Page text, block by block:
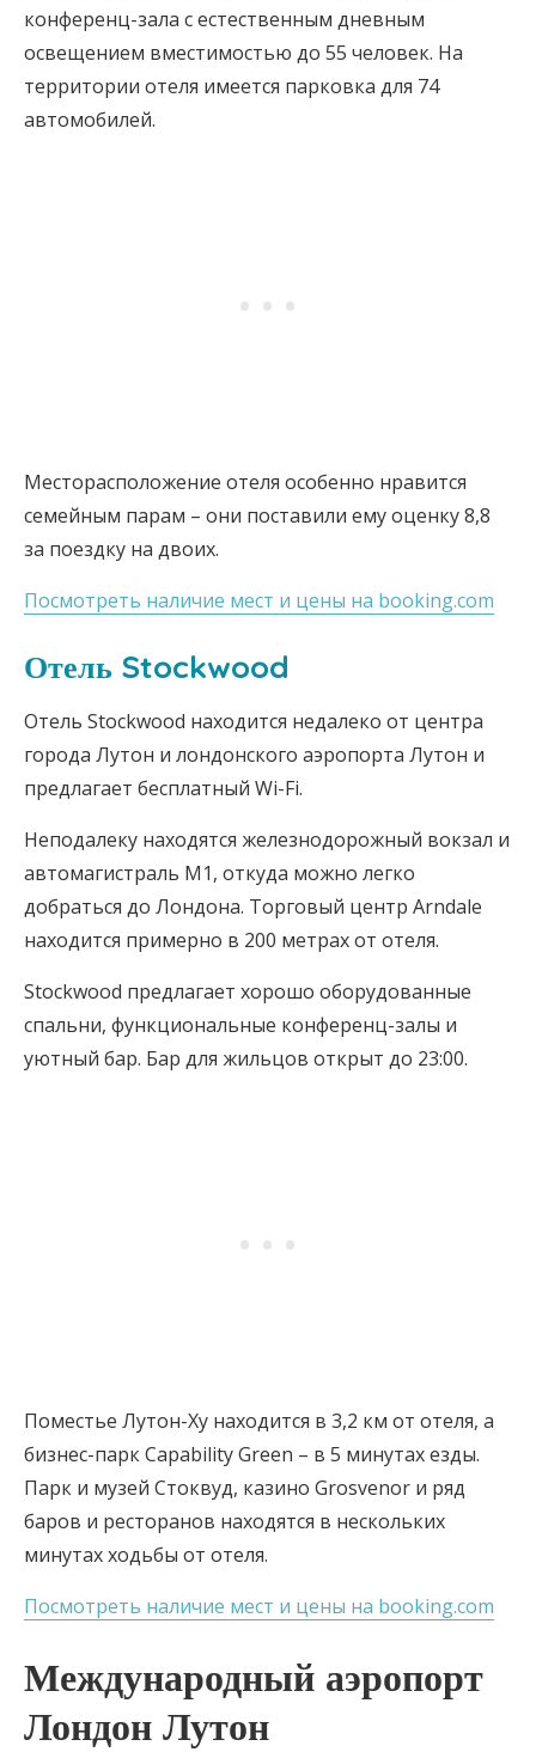
конференц-зала с естественным дневным
освещением вместимостью до 55 человек. На
территории отеля имеется парковка для 74
автомобилей.
Месторасположение отеля особенно нравится
семейным парам – они поставили ему оценку 8,8
за поездку на двоих.
Посмотреть наличие мест и цены на booking.com
Отель Stockwood
Отель Stockwood находится недалеко от центра
города Лутон и лондонского аэропорта Лутон и
предлагает бесплатный Wi-Fi.
Неподалеку находятся железнодорожный вокзал и
автомагистраль M1, откуда можно легко
добраться до Лондона. Торговый центр Arndale
находится примерно в 200 метрах от отеля.
Stockwood предлагает хорошо оборудованные
спальни, функциональные конференц-залы и
уютный бар. Бар для жильцов открыт до 23:00.
Поместье Лутон-Ху находится в 3,2 км от отеля, а
бизнес-парк Capability Green – в 5 минутах езды.
Парк и музей Стоквуд, казино Grosvenor и ряд
баров и ресторанов находятся в нескольких
минутах ходьбы от отеля.
Посмотреть наличие мест и цены на booking.com
Международный аэропорт
Лондон Лутон